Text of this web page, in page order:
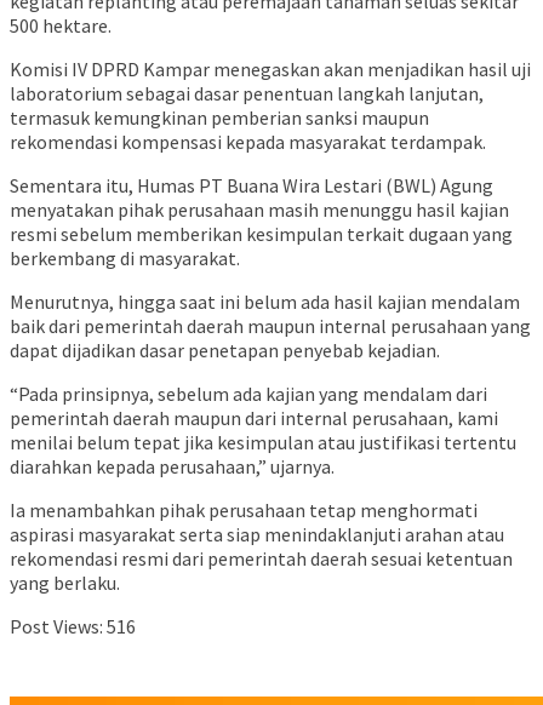
500 hektare.
Komisi IV DPRD Kampar menegaskan akan menjadikan hasil uji
laboratorium sebagai dasar penentuan langkah lanjutan,
termasuk kemungkinan pemberian sanksi maupun
rekomendasi kompensasi kepada masyarakat terdampak.
Sementara itu, Humas PT Buana Wira Lestari (BWL) Agung
menyatakan pihak perusahaan masih menunggu hasil kajian
resmi sebelum memberikan kesimpulan terkait dugaan yang
berkembang di masyarakat.
Menurutnya, hingga saat ini belum ada hasil kajian mendalam
baik dari pemerintah daerah maupun internal perusahaan yang
dapat dijadikan dasar penetapan penyebab kejadian.
“Pada prinsipnya, sebelum ada kajian yang mendalam dari
pemerintah daerah maupun dari internal perusahaan, kami
menilai belum tepat jika kesimpulan atau justifikasi tertentu
diarahkan kepada perusahaan,” ujarnya.
Ia menambahkan pihak perusahaan tetap menghormati
aspirasi masyarakat serta siap menindaklanjuti arahan atau
rekomendasi resmi dari pemerintah daerah sesuai ketentuan
yang berlaku.
Post Views: 516